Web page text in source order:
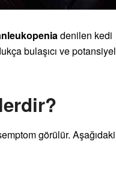
denilen kedi
bulaşıcı ve potansiyel
görülür. Aşağıdaki